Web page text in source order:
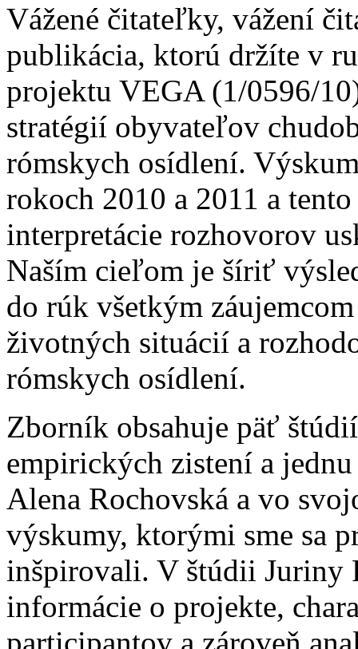
Vážené čitateľky, vážení
publikácia, ktorú držíte v
projektu VEGA (1/0596/
stratégií obyvateľov
rómskych osídlení.
rokoch 2010 a 2011 a
interpretácie rozhovorov
Naším cieľom je šíriť
do rúk všetkým
životných situácií a
rómskych osídlení.
Zborník obsahuje päť
empirických zistení a
Alena Rochovská a vo
výskumy, ktorými sme sa
inšpirovali. V štúdii Juriny
informácie o projekte,
participantov a zároveň